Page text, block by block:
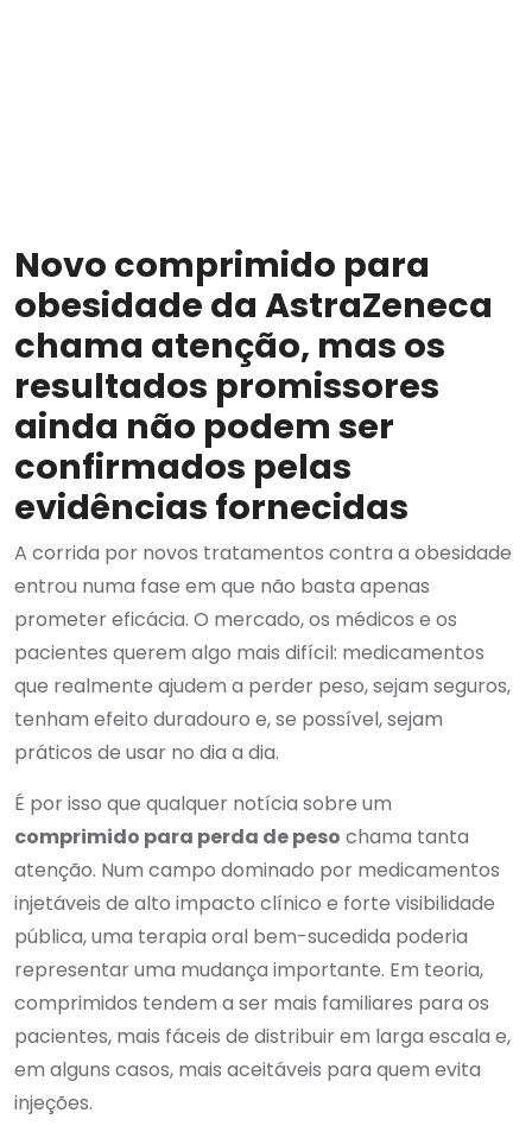
Novo comprimido para
obesidade da AstraZeneca
chama atenção, mas os
resultados promissores
ainda não podem ser
confirmados pelas
evidências fornecidas
A corrida por novos tratamentos contra a obesidade
entrou numa fase em que não basta apenas
prometer eficácia. O mercado, os médicos e os
pacientes querem algo mais difícil: medicamentos
que realmente ajudem a perder peso, sejam seguros,
tenham efeito duradouro e, se possível, sejam
práticos de usar no dia a dia.
É por isso que qualquer notícia sobre um
comprimido para perda de peso chama tanta
atenção. Num campo dominado por medicamentos
injetáveis de alto impacto clínico e forte visibilidade
pública, uma terapia oral bem-sucedida poderia
representar uma mudança importante. Em teoria,
comprimidos tendem a ser mais familiares para os
pacientes, mais fáceis de distribuir em larga escala e,
em alguns casos, mais aceitáveis para quem evita
injeções.